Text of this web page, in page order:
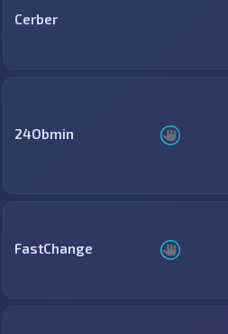
Cerber
24Obmin
FastChange